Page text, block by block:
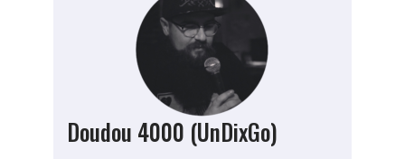
Doudou 4000 (UnDixGo)